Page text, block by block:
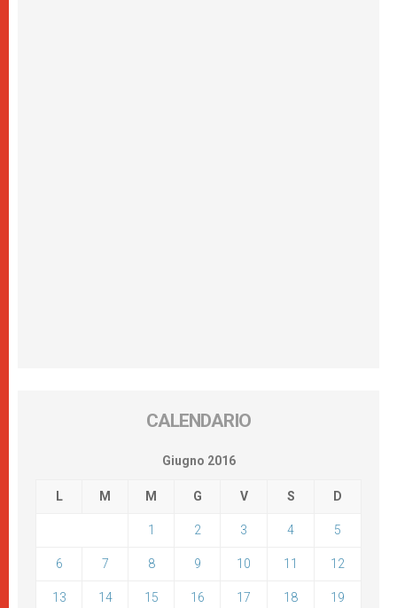
CALENDARIO
Giugno 2016
L M M G V S D
1 2 3 4 5
6 7 8 9 10 11 12
13 14 15 16 17 18 19